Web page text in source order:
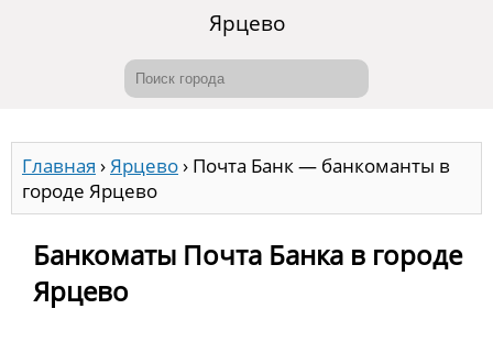
Ярцево
Главная ›Ярцево› Почта Банк — банкоманты в
городе Ярцево
Банкоматы Почта Банка в городе
Ярцево